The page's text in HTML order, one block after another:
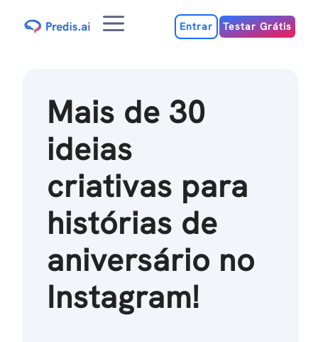
para
MenuEntrar Testar Grátis
Mais de 30
ideias
criativas para
histórias de
aniversário no
Instagram!